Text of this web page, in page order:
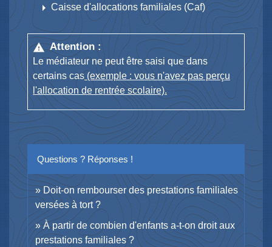
arrow_right Caisse d'allocations familiales (Caf)
warning Attention :
Le médiateur ne peut être saisi que dans
certains cas (exemple : vous n'avez pas perçu
l'allocation de rentrée scolaire).
Questions ? Réponses !
Doit-on rembourser des prestations familiales
versées à tort ?
À partir de combien d'enfants a-t-on droit aux
prestations familiales ?